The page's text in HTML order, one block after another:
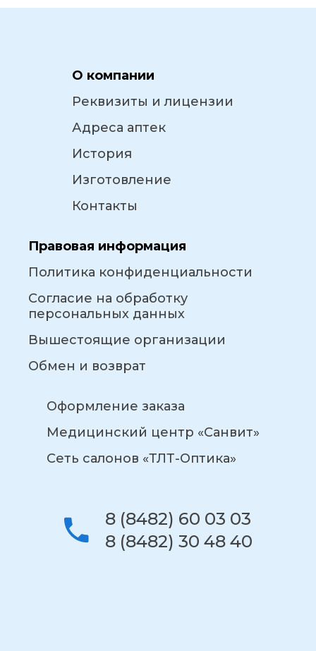
О компании
Реквизиты и лицензии
Адреса аптек
История
Изготовление
Контакты
Правовая информация
Политика конфиденциальности
Согласие на обработку
персональных данных
Вышестоящие организации
Обмен и возврат
Оформление заказа
Медицинский центр «Санвит»
Сеть салонов «ТЛТ-Оптика»
8 (8482) 60 03 03
8 (8482) 30 48 40